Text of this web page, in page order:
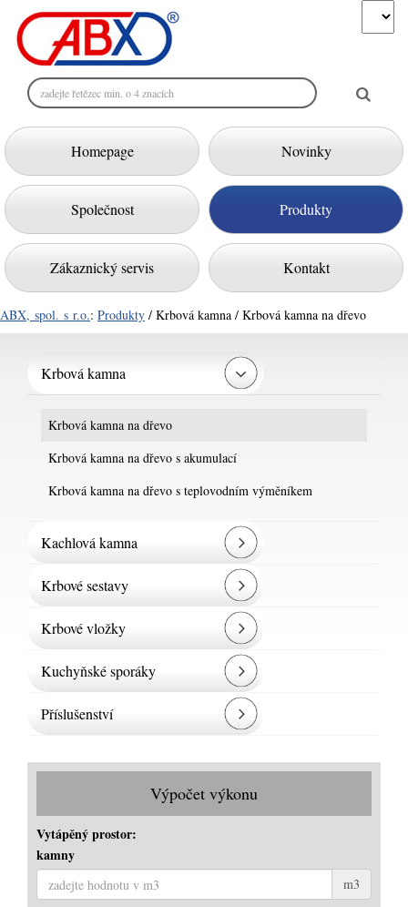
Homepage Novinky
Společnost Produkty
Zákaznický servis Kontakt
ABX, spol. s r.o.: Produkty / Krbová kamna / Krbová kamna na dřevo
Krbová kamna
Krbová kamna na dřevo
Krbová kamna na dřevo s akumulací
Krbová kamna na dřevo s teplovodním výměníkem
Kachlová kamna
Krbové sestavy
Krbové vložky
Kuchyňské sporáky
Příslušenství
Výpočet výkonu
Vytápěný prostor:
kamny
m3